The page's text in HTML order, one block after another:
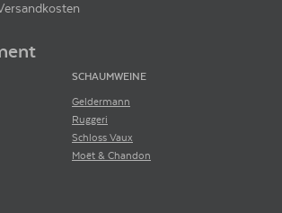
SCHAUMWEINE
Geldermann
Ruggeri
Schloss Vaux
Moët & Chandon